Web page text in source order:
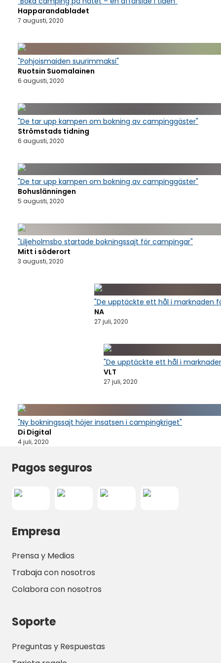
Happarandabladet
7 augusti, 2020
"Pohjoismaiden suurimmaksi"
Ruotsin Suomalainen
6 augusti, 2020
"De tar upp kampen om bokning av campinggäster"
Strömstads tidning
6 augusti, 2020
"De tar upp kampen om bokning av campinggäster"
Bohuslänningen
5 augusti, 2020
"Liljeholmsbo startade bokningssajt för campingar"
Mitt i söderort
3 augusti, 2020
"De upptäckte ett hål i marknaden
NA
27 juli, 2020
"De upptäckte ett hål i
VLT
27 juli, 2020
"Ny bokningssajt höjer insatsen i campingkriget"
Di Digital
4 juli, 2020
Pagos seguros
Empresa
Prensa y Medios
Trabaja con nosotros
Colabora con nosotros
Soporte
Preguntas y Respuestas